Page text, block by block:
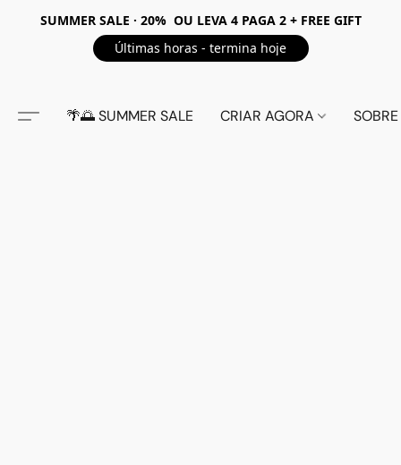
SUMMER SALE · 20% OU LEVA 4 PAGA 2 + FREE GIFT
Últimas horas - termina hoje
🌴🌅 SUMMER SALE CRIAR AGORA